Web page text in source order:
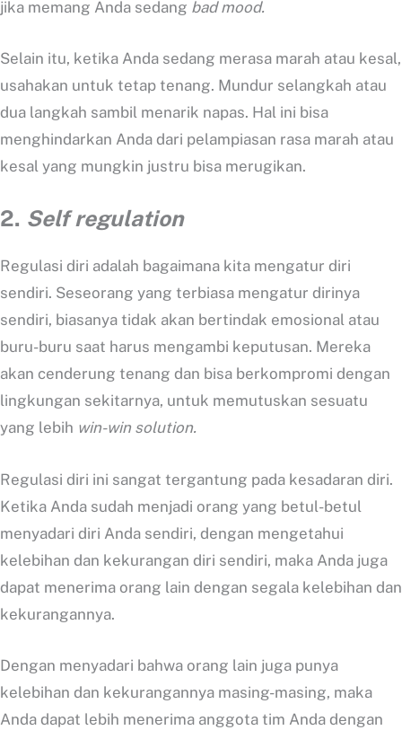
jika memang Anda sedang bad mood.
Selain itu, ketika Anda sedang merasa marah atau kesal,
usahakan untuk tetap tenang. Mundur selangkah atau
dua langkah sambil menarik napas. Hal ini bisa
menghindarkan Anda dari pelampiasan rasa marah atau
kesal yang mungkin justru bisa merugikan.
2. Self regulation
Regulasi diri adalah bagaimana kita mengatur diri
sendiri. Seseorang yang terbiasa mengatur dirinya
sendiri, biasanya tidak akan bertindak emosional atau
buru-buru saat harus mengambi keputusan. Mereka
akan cenderung tenang dan bisa berkompromi dengan
lingkungan sekitarnya, untuk memutuskan sesuatu
yang lebih win-win solution.
Regulasi diri ini sangat tergantung pada kesadaran diri.
Ketika Anda sudah menjadi orang yang betul-betul
menyadari diri Anda sendiri, dengan mengetahui
kelebihan dan kekurangan diri sendiri, maka Anda juga
dapat menerima orang lain dengan segala kelebihan dan
kekurangannya.
Dengan menyadari bahwa orang lain juga punya
kelebihan dan kekurangannya masing-masing, maka
Anda dapat lebih menerima anggota tim Anda dengan